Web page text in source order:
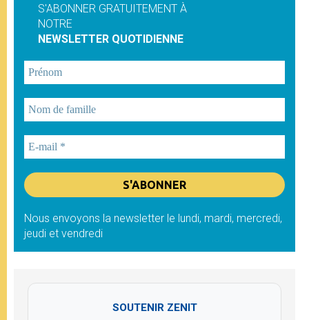
S'ABONNER GRATUITEMENT À
NOTRE
NEWSLETTER QUOTIDIENNE
Nous envoyons la newsletter le lundi, mardi, mercredi,
jeudi et vendredi
SOUTENIR ZENIT